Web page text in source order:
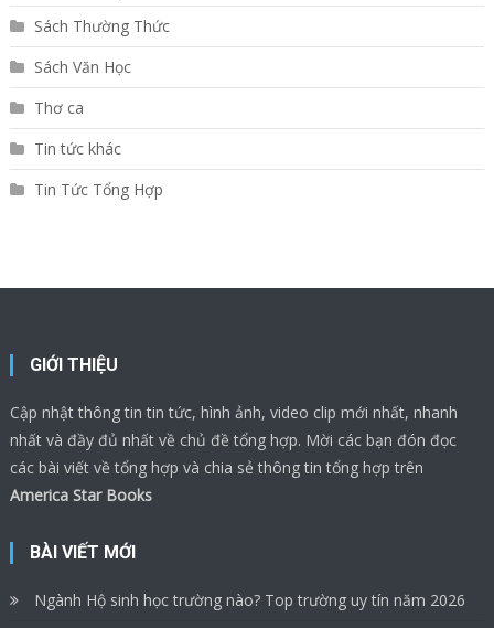
Sách Thường Thức
Sách Văn Học
Thơ ca
Tin tức khác
Tin Tức Tổng Hợp
GIỚI THIỆU
Cập nhật thông tin tin tức, hình ảnh, video clip mới nhất, nhanh
nhất và đầy đủ nhất về chủ đề tổng hợp. Mời các bạn đón đọc
các bài viết về tổng hợp và chia sẻ thông tin tổng hợp trên
America Star Books
BÀI VIẾT MỚI
Ngành Hộ sinh học trường nào? Top trường uy tín năm 2026